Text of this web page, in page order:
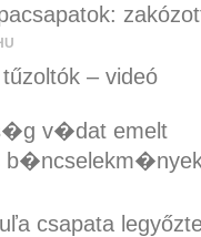
– videó
v�dat emelt
csapata